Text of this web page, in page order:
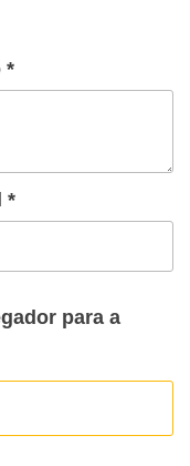
*
*
para a